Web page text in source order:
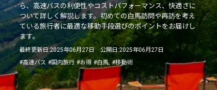
ら、高速バスの利便性やコストパフォーマンス、快適さに
ついて詳しく解説します。初めての白馬訪問や再訪を考え
ている旅行者に最適な移動手段選びのポイントをお届けし
ます。
最終更新日:2025年06月27日 公開日:2025年06月27日
#高速バス #国内旅行 #お得 #白馬, #移動術